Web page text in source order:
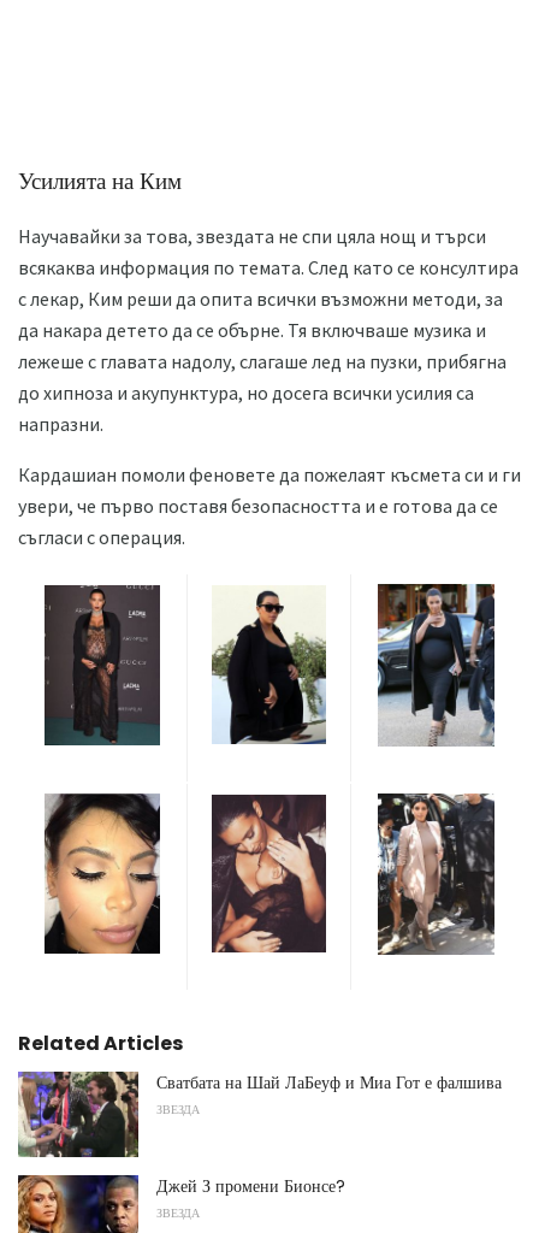
Усилията на Ким
Научавайки за това, звездата не спи цяла нощ и търси
всякаква информация по темата. След като се консултира
с лекар, Ким реши да опита всички възможни методи, за
да накара детето да се обърне. Тя включваше музика и
лежеше с главата надолу, слагаше лед на пузки, прибягна
до хипноза и акупунктура, но досега всички усилия са
напразни.
Кардашиан помоли феновете да пожелаят късмета си и ги
увери, че първо поставя безопасността и е готова да се
съгласи с операция.
Related Articles
Сватбата на Шай ЛаБеуф и Миа Гот е фалшива
ЗВЕЗДА
Джей З промени Бионсе?
ЗВЕЗДА